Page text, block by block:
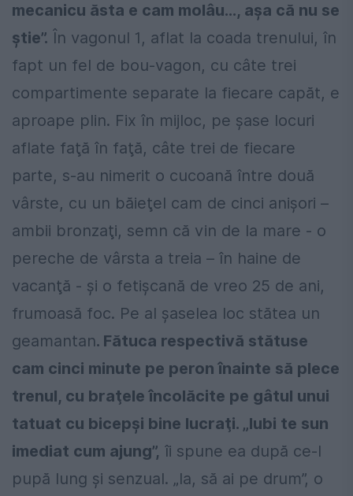
mecanicu ăsta e cam molâu..., așa că nu se
știe”. În vagonul 1, aflat la coada trenului, în
fapt un fel de bou-vagon, cu câte trei
compartimente separate la fiecare capăt, e
aproape plin. Fix în mijloc, pe șase locuri
aflate faţă în faţă, câte trei de fiecare
parte, s-au nimerit o cucoană între două
vârste, cu un băieţel cam de cinci anișori –
ambii bronzaţi, semn că vin de la mare - o
pereche de vârsta a treia – în haine de
vacanţă - și o fetișcană de vreo 25 de ani,
frumoasă foc. Pe al șaselea loc stătea un
geamantan. Fătuca respectivă stătuse
cam cinci minute pe peron înainte să plece
trenul, cu braţele încolăcite pe gâtul unui
tatuat cu bicepși bine lucraţi. „Iubi te sun
imediat cum ajung”, îi spune ea după ce-l
pupă lung și senzual. „Ia, să ai pe drum”, o